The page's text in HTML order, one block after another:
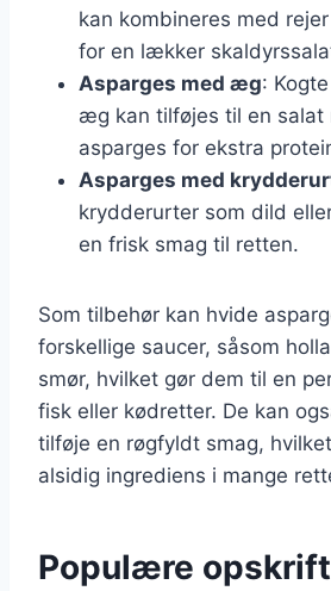
kan kombineres med
for en lækker
Asparges med æg:
æg kan tilføjes til en salat
asparges for ekstra
Asparges med
krydderurter som dild
en frisk smag til retten.
Som tilbehør kan hvide
forskellige saucer, såsom
smør, hvilket gør dem til en
fisk eller kødretter. De kan
tilføje en røgfyldt smag,
alsidig ingrediens i mange
Populære